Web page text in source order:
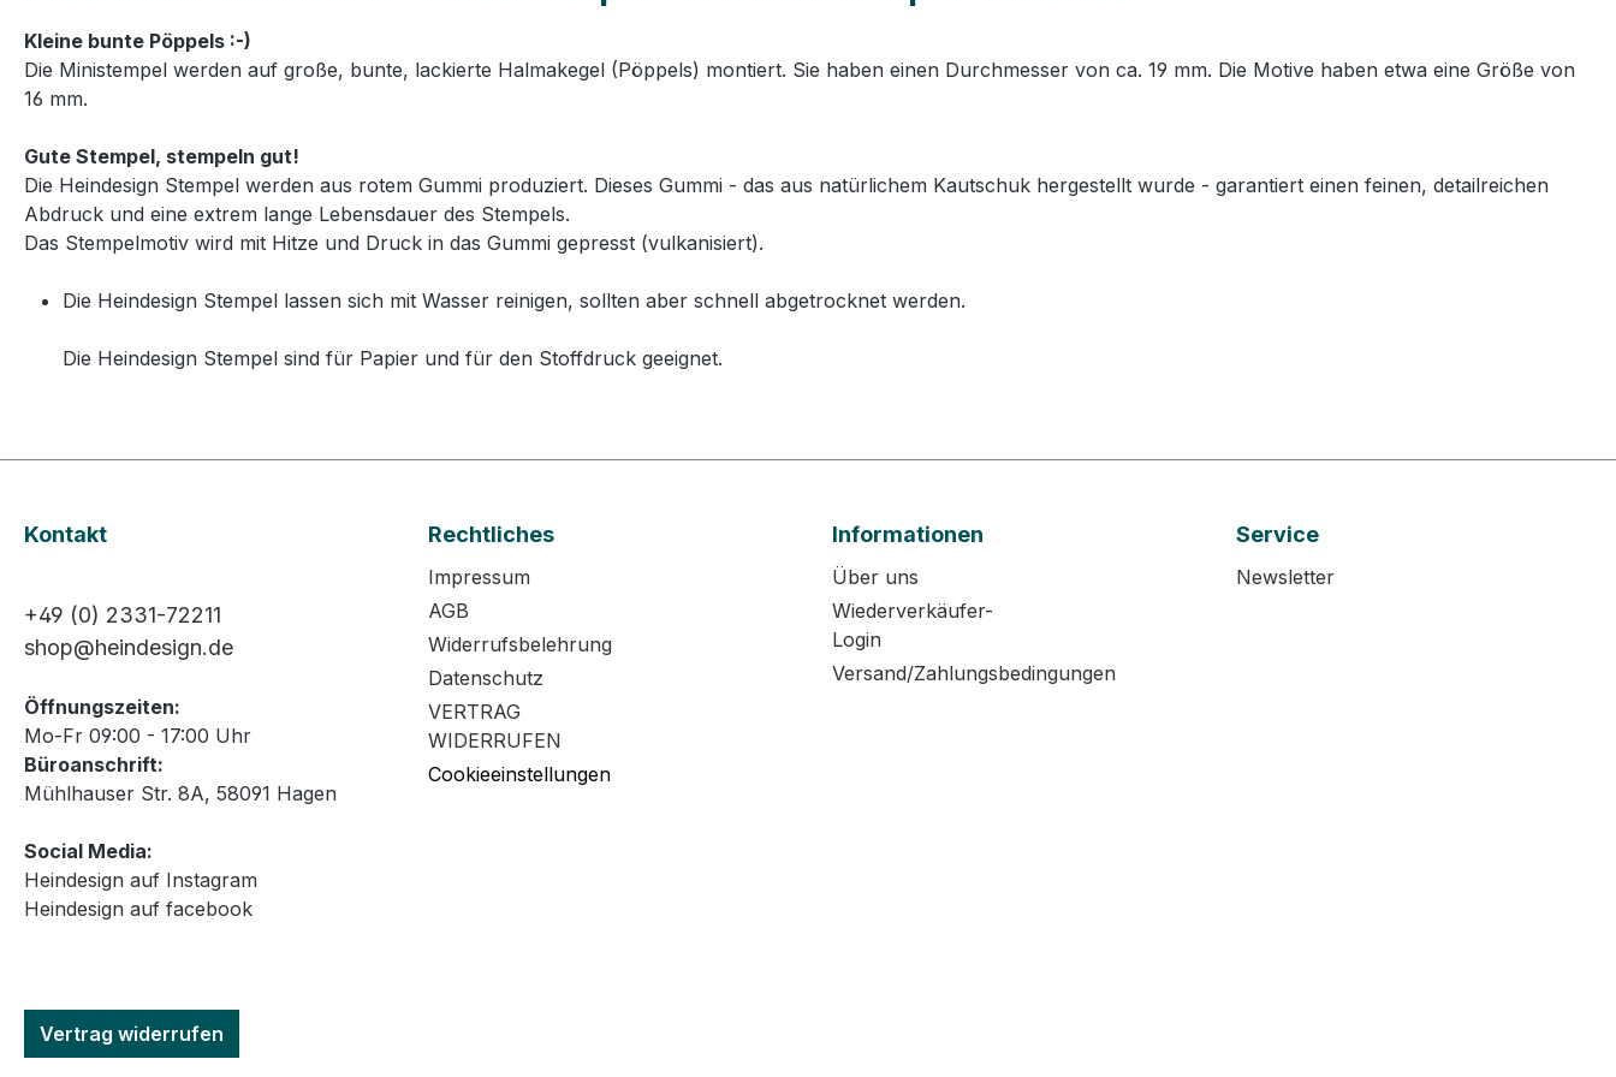
Kleine bunte Pöppels :-)
Die Ministempel werden auf große, bunte, lackierte Halmakegel (Pöppels) montiert. Sie haben einen Durchmesser von ca. 19 mm. Die Motive haben etwa eine Größe von
16 mm.
Gute Stempel, stempeln gut!
Die Heindesign Stempel werden aus rotem Gummi produziert. Dieses Gummi - das aus natürlichem Kautschuk hergestellt wurde - garantiert einen feinen, detailreichen
Abdruck und eine extrem lange Lebensdauer des Stempels.
Das Stempelmotiv wird mit Hitze und Druck in das Gummi gepresst (vulkanisiert).
Die Heindesign Stempel lassen sich mit Wasser reinigen, sollten aber schnell abgetrocknet werden.
Die Heindesign Stempel sind für Papier und für den Stoffdruck geeignet.
Kontakt
+49 (0) 2331-72211
shop@heindesign.de
Öffnungszeiten:
Mo-Fr 09:00 - 17:00 Uhr
Büroanschrift:
Mühlhauser Str. 8A, 58091 Hagen
Social Media:
Heindesign auf Instagram
Heindesign auf facebook
Vertrag widerrufen
Rechtliches
Impressum
AGB
Widerrufsbelehrung
Datenschutz
VERTRAG
WIDERRUFEN
Cookieeinstellungen
Informationen
Über uns
Wiederverkäufer-
Login
Versand/Zahlungsbedingungen
Service
Newsletter